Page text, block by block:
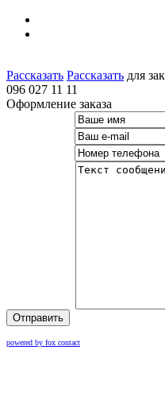
Рассказать Рассказать для
096 027 11 11
Оформление заказа
Отправить
powered by fox contact